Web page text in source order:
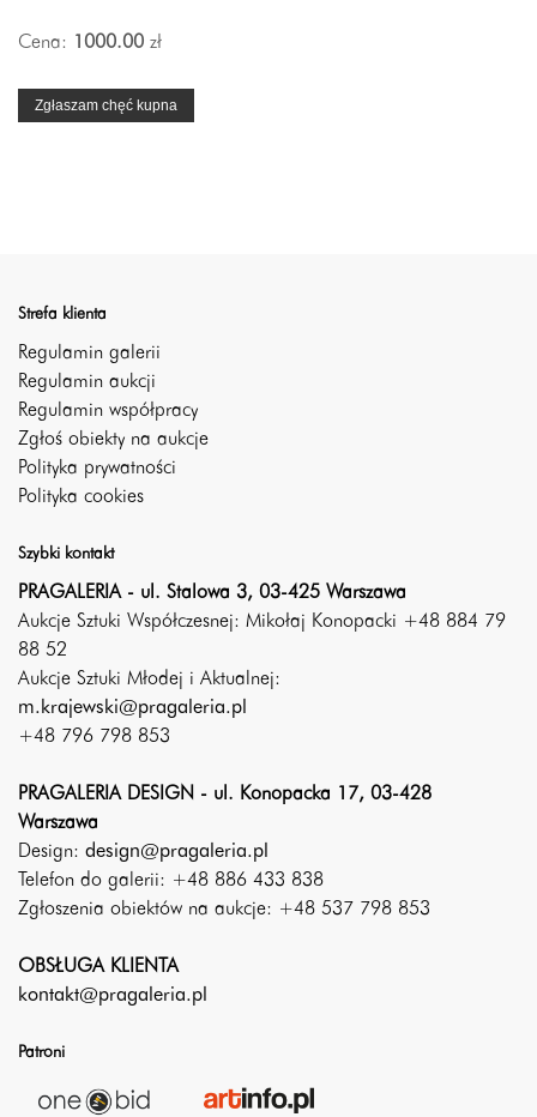
Cena: 1000.00 zł
Zgłaszam chęć kupna
Strefa klienta
Regulamin galerii
Regulamin aukcji
Regulamin współpracy
Zgłoś obiekty na aukcje
Polityka prywatności
Polityka cookies
Szybki kontakt
PRAGALERIA - ul. Stalowa 3, 03-425 Warszawa
Aukcje Sztuki Współczesnej: Mikołaj Konopacki +48 884 79
88 52
Aukcje Sztuki Młodej i Aktualnej:
m.krajewski@pragaleria.pl
+48 796 798 853
PRAGALERIA DESIGN - ul. Konopacka 17, 03-428
Warszawa
Design: design@pragaleria.pl
Telefon do galerii: +48 886 433 838
Zgłoszenia obiektów na aukcje: +48 537 798 853
OBSŁUGA KLIENTA
kontakt@pragaleria.pl
Patroni